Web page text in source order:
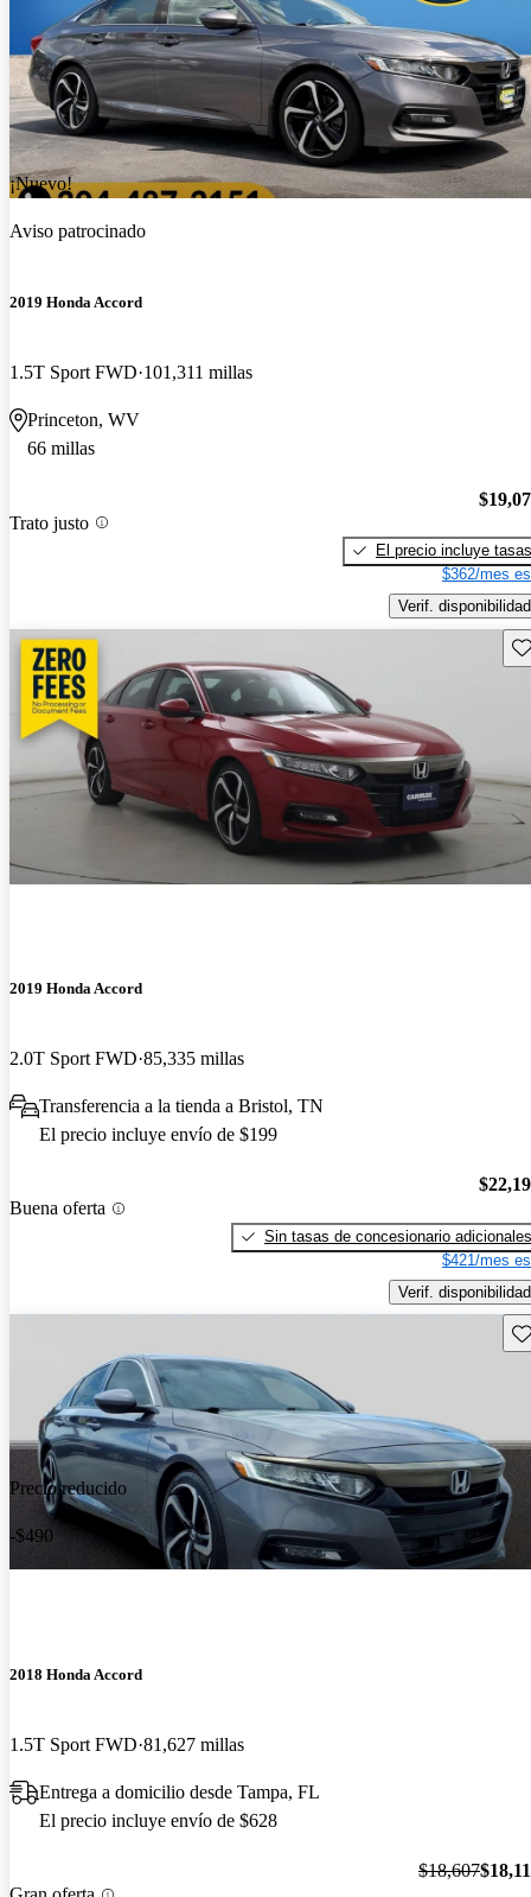
¡Nuevo!
Aviso patrocinado
2019 Honda Accord
1.5T Sport FWD 101,311 millas
Princeton, WV
66 millas
Trato justo
El precio incluye tasas
$362/mes
Verif. disponibilidad
2019 Honda Accord
2.0T Sport FWD 85,335 millas
Transferencia a la tienda a Bristol, TN
El precio incluye envío de $199
Buena oferta
Sin tasas de concesionario adicionales
$421/mes
Verif. disponibilidad
Precio reducido
-$490
2018 Honda Accord
1.5T Sport FWD 81,627 millas
Entrega a domicilio desde Tampa, FL
El precio incluye envío de $628
$18,607